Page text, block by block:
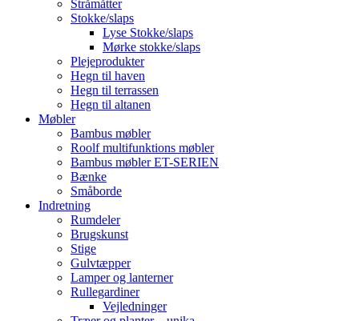
Stråmåtter
Stokke/slaps
Lyse Stokke/slaps
Mørke stokke/slaps
Plejeprodukter
Hegn til haven
Hegn til terrassen
Hegn til altanen
Møbler
Bambus møbler
Roolf multifunktions møbler
Bambus møbler ET-SERIEN
Bænke
Småborde
Indretning
Rumdeler
Brugskunst
Stige
Gulvtæpper
Lamper og lanterner
Rullegardiner
Vejledninger